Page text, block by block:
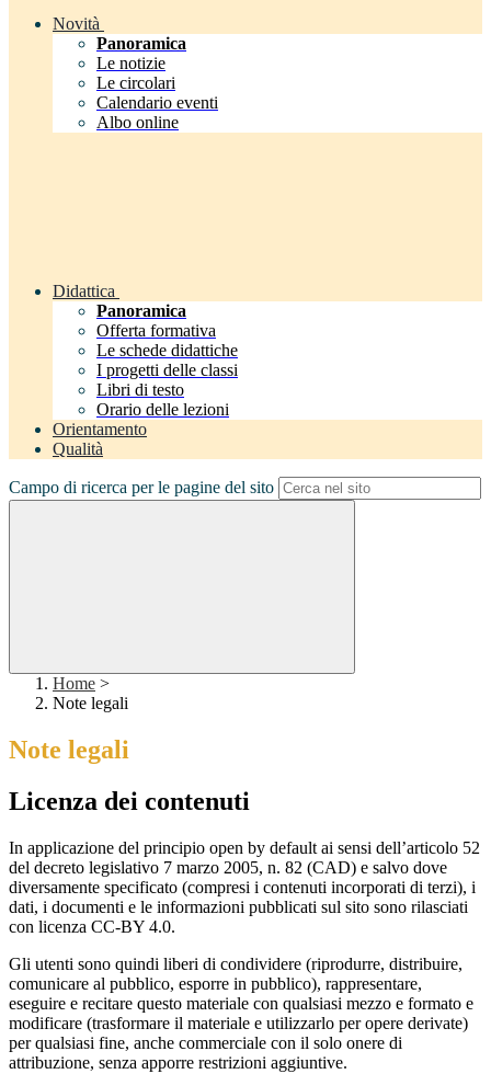
Novità
Panoramica
Le notizie
Le circolari
Calendario eventi
Albo online
Didattica
Panoramica
Offerta formativa
Le schede didattiche
I progetti delle classi
Libri di testo
Orario delle lezioni
Orientamento
Qualità
Campo di ricerca per le pagine del sito
Home >
Note legali
Note legali
Licenza dei contenuti
In applicazione del principio open by default ai sensi dell’articolo 52
del decreto legislativo 7 marzo 2005, n. 82 (CAD) e salvo dove
diversamente specificato (compresi i contenuti incorporati di terzi), i
dati, i documenti e le informazioni pubblicati sul sito sono rilasciati
con licenza CC-BY 4.0.
Gli utenti sono quindi liberi di condividere (riprodurre, distribuire,
comunicare al pubblico, esporre in pubblico), rappresentare,
eseguire e recitare questo materiale con qualsiasi mezzo e formato e
modificare (trasformare il materiale e utilizzarlo per opere derivate)
per qualsiasi fine, anche commerciale con il solo onere di
attribuzione, senza apporre restrizioni aggiuntive.